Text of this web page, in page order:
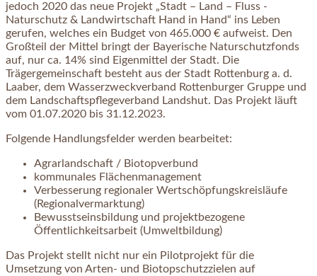
jedoch 2020 das neue Projekt „Stadt – Land – Fluss -
Naturschutz & Landwirtschaft Hand in Hand“ ins Leben
gerufen, welches ein Budget von 465.000 € aufweist. Den
Großteil der Mittel bringt der Bayerische Naturschutzfonds
auf, nur ca. 14% sind Eigenmittel der Stadt. Die
Trägergemeinschaft besteht aus der Stadt Rottenburg a. d.
Laaber, dem Wasserzweckverband Rottenburger Gruppe und
dem Landschaftspflegeverband Landshut. Das Projekt läuft
vom 01.07.2020 bis 31.12.2023.
Folgende Handlungsfelder werden bearbeitet:
Agrarlandschaft / Biotopverbund
kommunales Flächenmanagement
Verbesserung regionaler Wertschöpfungskreisläufe
(Regionalvermarktung)
Bewusstseinsbildung und projektbezogene
Öffentlichkeitsarbeit (Umweltbildung)
Das Projekt stellt nicht nur ein Pilotprojekt für die
Umsetzung von Arten- und Biotopschutzzielen auf